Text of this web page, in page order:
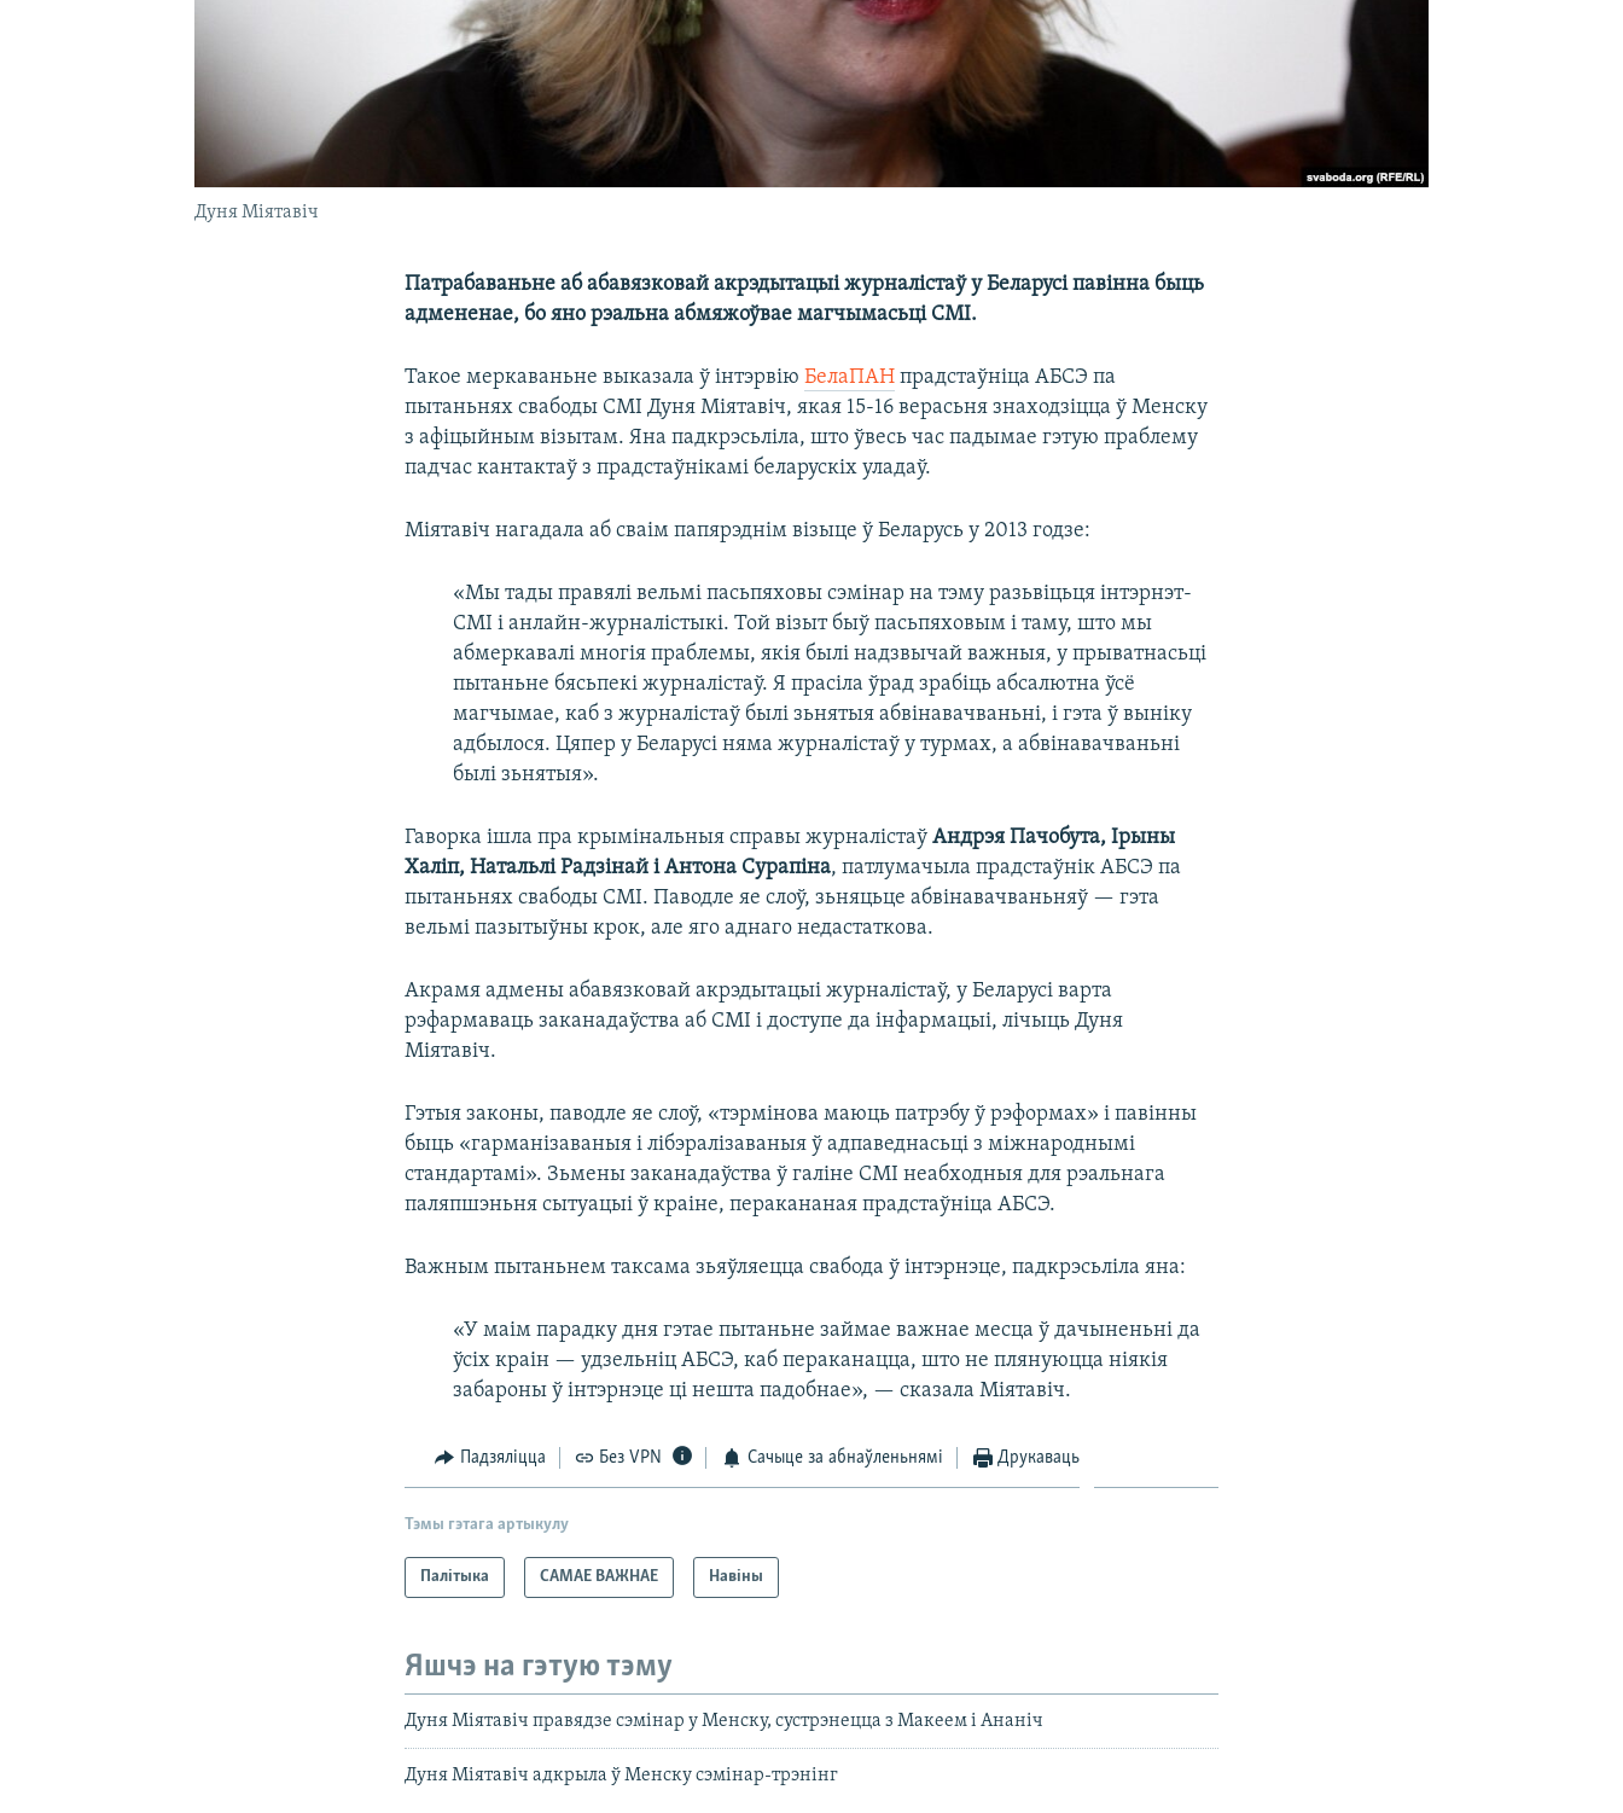
Дуня Міятавіч
Патрабаваньне аб абавязковай акрэдытацыі журналістаў у Беларусі павінна быць
адмененае, бо яно рэальна абмяжоўвае магчымасьці СМІ.
Такое меркаваньне выказала ў інтэрвіюБелаПАН прадстаўніца АБСЭ па
пытаньнях свабоды СМІ Дуня Міятавіч, якая 15-16 верасьня знаходзіцца ў Менску
з афіцыйным візытам. Яна падкрэсьліла, што ўвесь час падымае гэтую праблему
падчас кантактаў з прадстаўнікамі беларускіх уладаў.
Міятавіч нагадала аб сваім папярэднім візыце ў Беларусь у 2013 годзе:
«Мы тады правялі вельмі пасьпяховы сэмінар на тэму разьвіцьця інтэрнэт-
СМІ і анлайн-журналістыкі. Той візыт быў пасьпяховым і таму, што мы
абмеркавалі многія праблемы, якія былі надзвычай важныя, у прыватнасьці
пытаньне бясьпекі журналістаў. Я прасіла ўрад зрабіць абсалютна ўсё
магчымае, каб з журналістаў былі зьнятыя абвінавачваньні, і гэта ў выніку
адбылося. Цяпер у Беларусі няма журналістаў у турмах, а абвінавачваньні
былі зьнятыя».
Гаворка ішла пра крымінальныя справы журналістаўАндрэя Пачобута, Ірыны
Халіп, Натальлі Радзінай і Антона Сурапіна, патлумачыла прадстаўнік АБСЭ па
пытаньнях свабоды СМІ. Паводле яе слоў, зьняцьце абвінавачваньняў — гэта
вельмі пазытыўны крок, але яго аднаго недастаткова.
Акрамя адмены абавязковай акрэдытацыі журналістаў, у Беларусі варта
рэфармаваць заканадаўства аб СМІ і доступе да інфармацыі, лічыць Дуня
Міятавіч.
Гэтыя законы, паводле яе слоў, «тэрмінова маюць патрэбу ў рэформах» і павінны
быць «гарманізаваныя і лібэралізаваныя ў адпаведнасьці з міжнароднымі
стандартамі». Зьмены заканадаўства ў галіне СМІ неабходныя для рэальнага
паляпшэньня сытуацыі ў краіне, перакананая прадстаўніца АБСЭ.
Важным пытаньнем таксама зьяўляецца свабода ў інтэрнэце, падкрэсьліла яна:
«У маім парадку дня гэтае пытаньне займае важнае месца ў дачыненьні да
ўсіх краін — удзельніц АБСЭ, каб пераканацца, што не плянуюцца ніякія
забароны ў інтэрнэце ці нешта падобнае», — сказала Міятавіч.
Падзяліцца Без VPN Сачыце за абнаўленьнямі Друкаваць
Тэмы гэтага артыкулу
Палітыка САМАЕ ВАЖНАЕ Навіны
Яшчэ на гэтую тэму
Дуня Міятавіч правядзе сэмінар у Менску, сустрэнецца з Макеем і Ананіч
Дуня Міятавіч адкрыла ў Менску сэмінар-трэнінг